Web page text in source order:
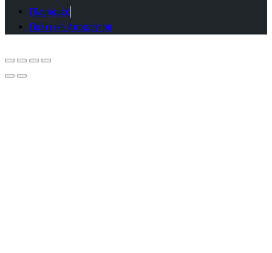
Πληρωμές
Πολιτική Απορρήτου